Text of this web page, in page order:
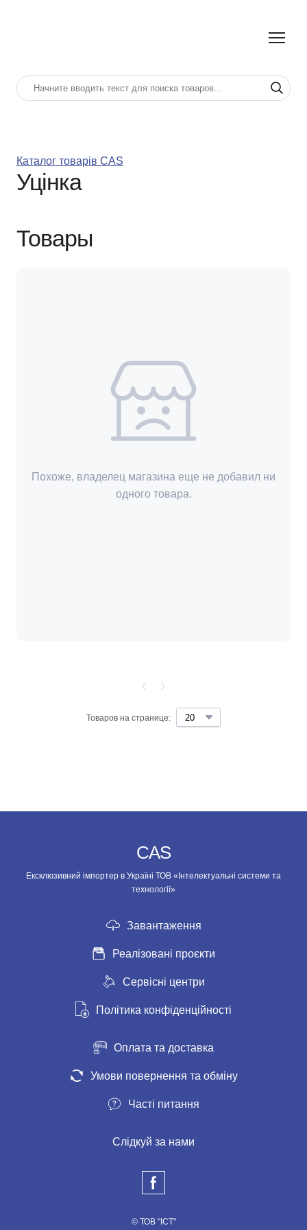
Каталог товарів CAS
Уцінка
Товары
Похоже, владелец магазина еще не добавил ни
одного товара.
Товаров на странице:
CAS
Ексклюзивний імпортер в Україні ТОВ «Інтелектуальні системи та
технології»
Завантаження
Реалізовані проєкти
Сервісні центри
Політика конфіденційності
Оплата та доставка
Умови повернення та обміну
Часті питання
Слідкуй за нами
© ТОВ "ІСТ"